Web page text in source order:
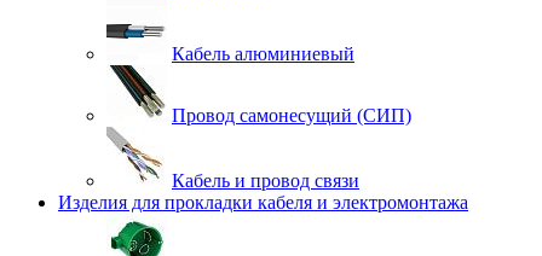
Кабель алюминиевый
Провод самонесущий (СИП)
Кабель и провод связи
Изделия для прокладки кабеля и электромонтажа